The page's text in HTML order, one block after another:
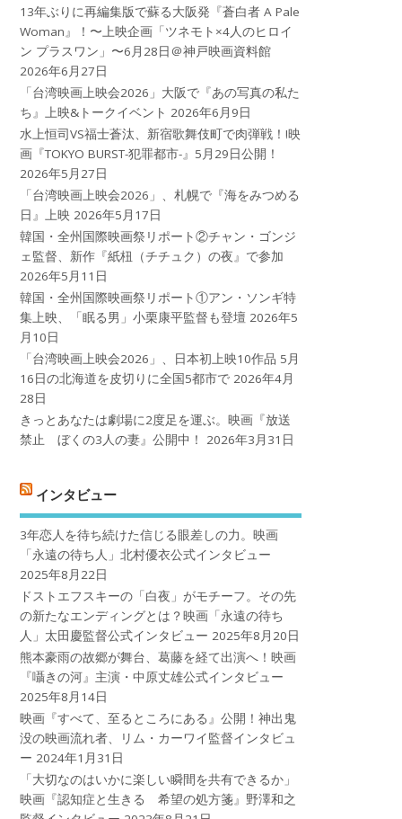
13年ぶりに再編集版で蘇る大阪発『蒼白者 A Pale
Woman』！〜上映企画「ツネモト×4人のヒロイ
ン プラスワン」〜6月28日＠神戸映画資料館
2026年6月27日
「台湾映画上映会2026」大阪で『あの写真の私た
ち』上映&トークイベント 2026年6月9日
水上恒司VS福士蒼汰、新宿歌舞伎町で肉弾戦！!映
画『TOKYO BURST-犯罪都市-』5月29日公開！
2026年5月27日
「台湾映画上映会2026」、札幌で『海をみつめる
日』上映 2026年5月17日
韓国・全州国際映画祭リポート②チャン・ゴンジ
ェ監督、新作『紙杻（チチュク）の夜』で参加
2026年5月11日
韓国・全州国際映画祭リポート①アン・ソンギ特
集上映、「眠る男」小栗康平監督も登壇 2026年5
月10日
「台湾映画上映会2026」、日本初上映10作品 5月
16日の北海道を皮切りに全国5都市で 2026年4月
28日
きっとあなたは劇場に2度足を運ぶ。映画『放送
禁止 ぼくの3人の妻』公開中！
2026年3月31日
インタビュー
3年恋人を待ち続けた信じる眼差しの力。映画
「永遠の待ち人」北村優衣公式インタビュー
2025年8月22日
ドストエフスキーの「白夜」がモチーフ。その先
の新たなエンディングとは？映画「永遠の待ち
人」太田慶監督公式インタビュー 2025年8月20日
熊本豪雨の故郷が舞台、葛藤を経て出演へ！映画
『囁きの河』主演・中原丈雄公式インタビュー
2025年8月14日
映画『すべて、至るところにある』公開！神出鬼
没の映画流れ者、リム・カーワイ監督インタビュ
ー 2024年1月31日
「大切なのはいかに楽しい瞬間を共有できるか」
映画『認知症と生きる 希望の処方箋』野澤和之